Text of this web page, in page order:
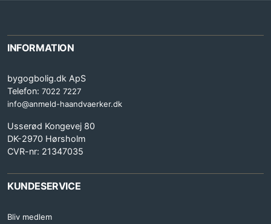
INFORMATION
bygogbolig.dk ApS
Telefon: 7022 7227
info@anmeld-haandvaerker.dk
Usserød Kongevej 80
DK-2970 Hørsholm
CVR-nr: 21347035
KUNDESERVICE
Bliv medlem